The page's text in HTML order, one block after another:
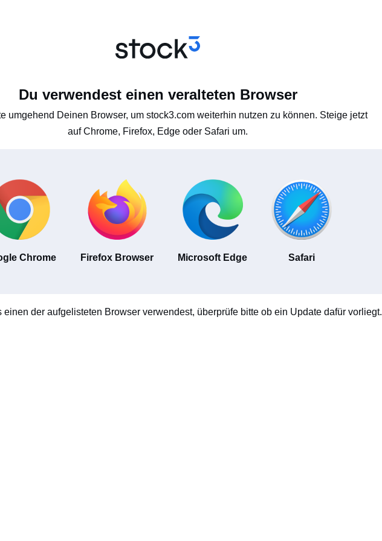
Du verwendest einen veralteten Browser
umgehend Deinen Browser, um stock3.com weiterhin nutzen zu können. Steige jetzt
auf Chrome, Firefox, Edge oder Safari um.
Chrome Firefox Browser Microsoft Edge Safari
einen der aufgelisteten Browser verwendest, überprüfe bitte ob ein Update dafür vorliegt.